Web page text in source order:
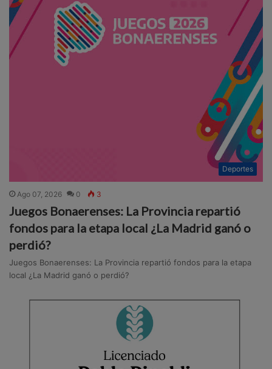
Deportes
Ago 07, 2026 0 3
Juegos Bonaerenses: La Provincia repartió
fondos para la etapa local ¿La Madrid ganó o
perdió?
Juegos Bonaerenses: La Provincia repartió fondos para la etapa
local ¿La Madrid ganó o perdió?